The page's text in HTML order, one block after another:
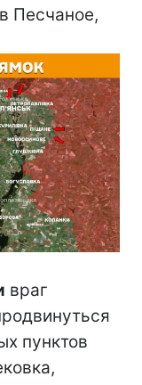
Песчаное,
враг
пунктов